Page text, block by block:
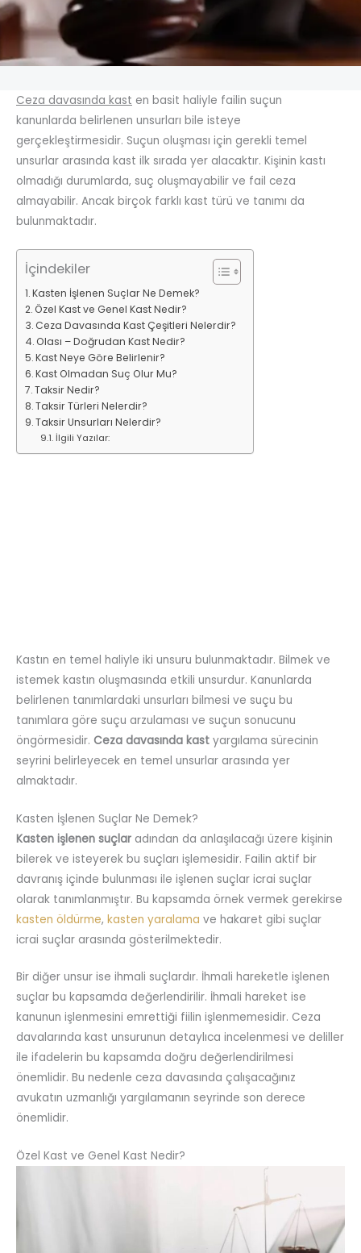
Ceza davasında kast en basit haliyle failin suçun
kanunlarda belirlenen unsurları bile isteye
gerçekleştirmesidir. Suçun oluşması için gerekli temel
unsurlar arasında kast ilk sırada yer alacaktır. Kişinin kastı
olmadığı durumlarda, suç oluşmayabilir ve fail ceza
almayabilir. Ancak birçok farklı kast türü ve tanımı da
bulunmaktadır.
İçindekiler
Kasten İşlenen Suçlar Ne Demek?
Özel Kast ve Genel Kast Nedir?
Ceza Davasında Kast Çeşitleri Nelerdir?
Olası – Doğrudan Kast Nedir?
Kast Neye Göre Belirlenir?
Kast Olmadan Suç Olur Mu?
Taksir Nedir?
Taksir Türleri Nelerdir?
Taksir Unsurları Nelerdir?
İlgili Yazılar:
Kastın en temel haliyle iki unsuru bulunmaktadır. Bilmek ve
istemek kastın oluşmasında etkili unsurdur. Kanunlarda
belirlenen tanımlardaki unsurları bilmesi ve suçu bu
tanımlara göre suçu arzulaması ve suçun sonucunu
öngörmesidir. Ceza davasında kast yargılama sürecinin
seyrini belirleyecek en temel unsurlar arasında yer
almaktadır.
Kasten İşlenen Suçlar Ne Demek?
Kasten işlenen suçlar adından da anlaşılacağı üzere kişinin
bilerek ve isteyerek bu suçları işlemesidir. Failin aktif bir
davranış içinde bulunması ile işlenen suçlar icrai suçlar
olarak tanımlanmıştır. Bu kapsamda örnek vermek gerekirse
kasten öldürme, kasten yaralama ve hakaret gibi suçlar
icrai suçlar arasında gösterilmektedir.
Bir diğer unsur ise ihmali suçlardır. İhmali hareketle işlenen
suçlar bu kapsamda değerlendirilir. İhmali hareket ise
kanunun işlenmesini emrettiği fiilin işlenmemesidir. Ceza
davalarında kast unsurunun detaylıca incelenmesi ve deliller
ile ifadelerin bu kapsamda doğru değerlendirilmesi
önemlidir. Bu nedenle ceza davasında çalışacağınız
avukatın uzmanlığı yargılamanın seyrinde son derece
önemlidir.
Özel Kast ve Genel Kast Nedir?